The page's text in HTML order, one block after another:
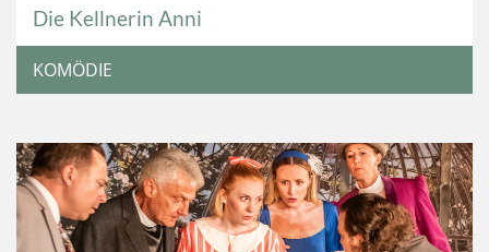
Die Kellnerin Anni
KOMÖDIE